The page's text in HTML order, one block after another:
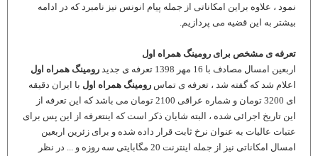
نمود ، علاوه براین امکاناتی از جمله پیام انونس نیز نامبرد که در ادامه
بیشتر به این قضیه می پردازیم.
تعرفه ی مشخص برای رومینگ همراه اول
اربعین امسال مصادف با 16 مهر 1398 تعرفه ی جدید
رومینگ همراه اول
اعلام شد که گفته شد ، تعرفه ی تماس رومینگ همراه اول با ایران دقیقه
ای 3200 تومان و شماره عراقی 2100 تومان می باشد که این تعرفه از
این تاریخ اجرائی شده ، البته شایان ذکر است که اینتعرفه از این پس برای
عتبات عالیات به عنوان نرخ ثابت قرار داده شده و برای زئرین اربعین
امسال امکاناتی نیز از جمله اینترنت 20 مگابایتی سه روزه و ... در نظر